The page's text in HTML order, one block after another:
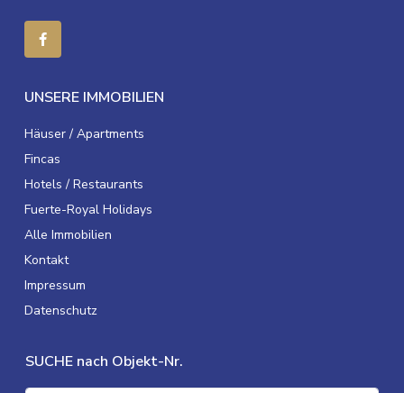
UNSERE IMMOBILIEN
Häuser / Apartments
Fincas
Hotels / Restaurants
Fuerte-Royal Holidays
Alle Immobilien
Kontakt
Impressum
Datenschutz
SUCHE nach Objekt-Nr.